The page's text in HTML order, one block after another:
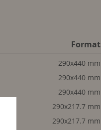
Format
290x440 mm
290x440 mm
290x440 mm
290x217.7 mm
290x217.7 mm